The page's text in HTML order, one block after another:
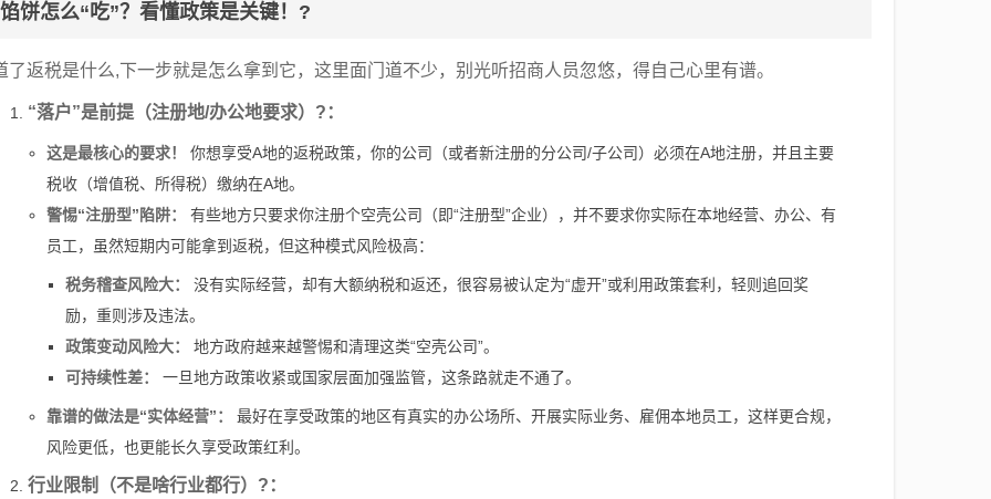
馅饼怎么“吃”？看懂政策是关键！?
了返税是什么,下一步就是怎么拿到它，这里面门道不少，别光听招商人员忽悠，得自己心里有谱。
“落户”是前提（注册地/办公地要求）?：
这是最核心的要求！
你想享受A地的返税政策，你的公司（或者新注册的分公司/子公司）必须在A地注册，并且主要
税收（增值税、所得税）缴纳在A地。
警惕“注册型”陷阱：
有些地方只要求你注册个空壳公司（即“注册型”企业），并不要求你实际在本地经营、办公、有
员工，虽然短期内可能拿到返税，但这种模式风险极高：
税务稽查风险大：
没有实际经营，却有大额纳税和返还，很容易被认定为“虚开”或利用政策套利，轻则追回奖
励，重则涉及违法。
政策变动风险大：
地方政府越来越警惕和清理这类“空壳公司”。
可持续性差：
一旦地方政策收紧或国家层面加强监管，这条路就走不通了。
靠谱的做法是“实体经营”：
最好在享受政策的地区有真实的办公场所、开展实际业务、雇佣本地员工，这样更合规，
风险更低，也更能长久享受政策红利。
行业限制（不是啥行业都行）?：